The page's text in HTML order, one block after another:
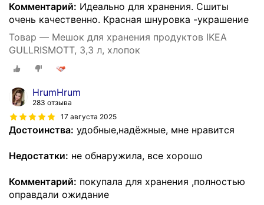
Комментарий: Идеально для хранения. Сшиты
очень качественно. Красная шнуровка -украшение
Товар — Мешок для хранения продуктов IKEA
GULLRISMOTT, 3,3 л, хлопок
HrumHrum
283 отзыва
17 августа 2025
Достоинства: удобные,надёжные, мне нравится
Недостатки: не обнаружила, все хорошо
Комментарий: покупала для хранения ,полностью
оправдали ожидание